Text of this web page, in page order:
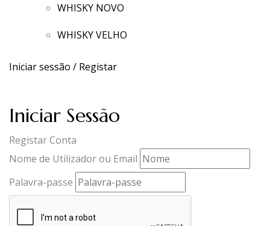
WHISKY NOVO
WHISKY VELHO
Iniciar sessão / Registar
Iniciar Sessão
Registar Conta
Nome de Utilizador ou Email
Palavra-passe